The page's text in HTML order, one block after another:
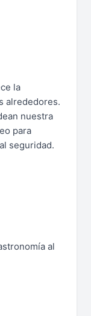
la
alrededores.
nuestra
para
seguridad.
al